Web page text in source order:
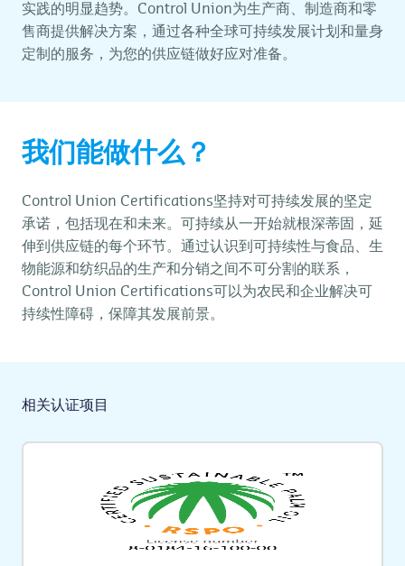
实践的明显趋势。Control Union为生产商、制造商和零
售商提供解决方案，通过各种全球可持续发展计划和量身
定制的服务，为您的供应链做好应对准备。
我们能做什么？
Control Union Certifications坚持对可持续发展的坚定
承诺，包括现在和未来。可持续从一开始就根深蒂固，延
伸到供应链的每个环节。通过认识到可持续性与食品、生
物能源和纺织品的生产和分销之间不可分割的联系，
Control Union Certifications可以为农民和企业解决可
持续性障碍，保障其发展前景。
相关认证项目